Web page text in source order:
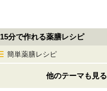
15分で作れる薬膳レシピ
簡単薬膳レシピ
他のテーマも見る